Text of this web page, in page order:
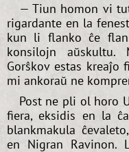
— Tiun homon vi
rigardante en la
kun li flanko ĉe
konsilojn
Gorŝkov estas kreaĵo
mi ankoraŭ ne
Post ne pli ol horo
fiera, eksidis en la
blankmakula
en Nigran Ravinon.